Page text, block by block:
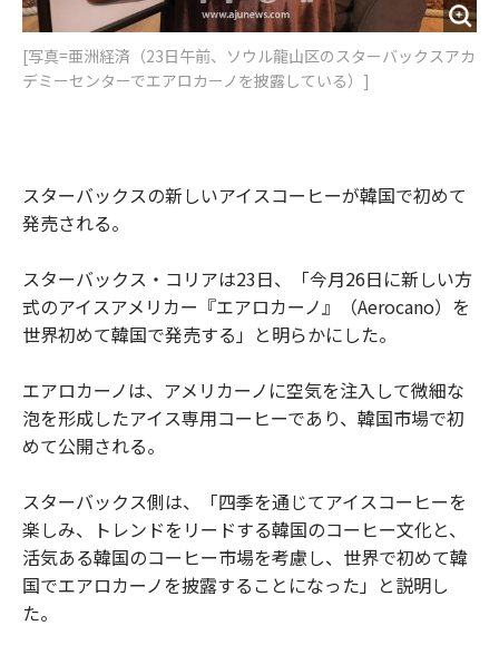
[写真=亜洲経済（23日午前、ソウル龍山区のスターバックスアカ
デミーセンターでエアロカーノを披露している）]
スターバックスの新しいアイスコーヒーが韓国で初めて
発売される。
スターバックス・コリアは23日、「今月26日に新しい方
式のアイスアメリカー『エアロカーノ』（Aerocano）を
世界初めて韓国で発売する」と明らかにした。
エアロカーノは、アメリカーノに空気を注入して微細な
泡を形成したアイス専用コーヒーであり、韓国市場で初
めて公開される。
スターバックス側は、「四季を通じてアイスコーヒーを
楽しみ、トレンドをリードする韓国のコーヒー文化と、
活気ある韓国のコーヒー市場を考慮し、世界で初めて韓
国でエアロカーノを披露することになった」と説明し
た。